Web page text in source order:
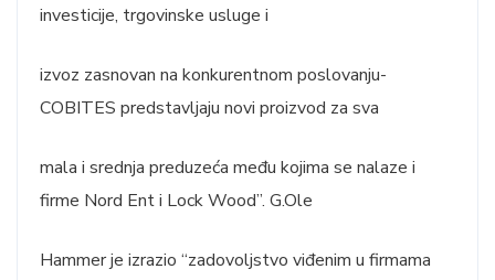
investicije, trgovinske usluge i
izvoz zasnovan na konkurentnom poslovanju-
COBITES predstavljaju novi proizvod za sva
mala i srednja preduzeća među kojima se nalaze i
firme Nord Ent i Lock Wood”. G.Ole
Hammer je izrazio “zadovoljstvo viđenim u firmama